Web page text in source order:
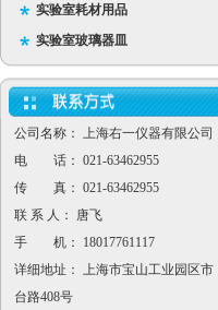
实验室耗材用品
实验室玻璃器皿
公司名称： 上海右一仪器有限公司
电 话： 021-63462955
传 真： 021-63462955
联 系 人： 唐飞
手 机： 18017761117
详细地址： 上海市宝山工业园区市
台路408号